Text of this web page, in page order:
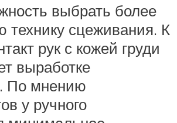
выбрать более
технику сцеживания. К
рук с кожей груди
выработке
По мнению
у ручного